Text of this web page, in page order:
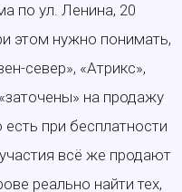
по ул. Ленина, 20
этом нужно понимать,
север», «Атрикс»,
на продажу
при бесплатности
всё же продают
реально найти тех,